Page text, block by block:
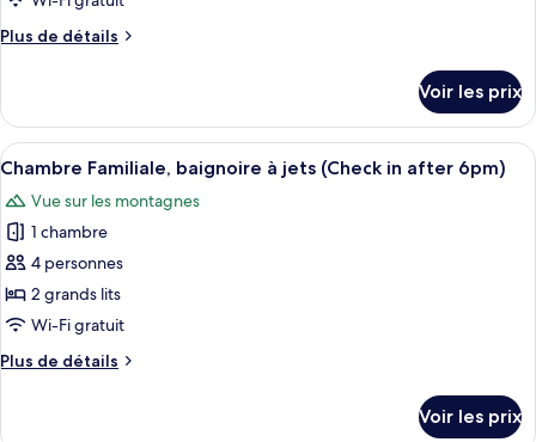
chambre :
(Check
in
after
6pm)
Plus de détails
Plus
le
type
de
Chambre
Design
(Check
in
after
6pm)
Voir les prix
Afficher
toutes
les
photos
pour
ce
type
chambre :
Une chambre d’hôtel avec deux
6
Chambre Familiale, baignoire à jets (Check in after 6pm)
Vue sur les montagnes
1 chambre
4 personnes
2 grands lits
Wi-Fi gratuit
Plus de détails
Plus
Voir les prix